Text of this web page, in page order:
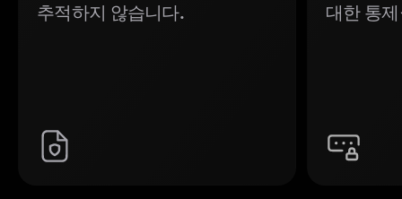
추적하지 않습니다.
대한 통